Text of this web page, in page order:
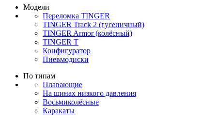
Модели
Переломка TINGER
TINGER Track 2 (гусеничный)
TINGER Armor (колёсный)
TINGER T
Конфигуратор
Пневмодиски
По типам
Плавающие
На шинах низкого давления
Восьмиколёсные
Каракаты